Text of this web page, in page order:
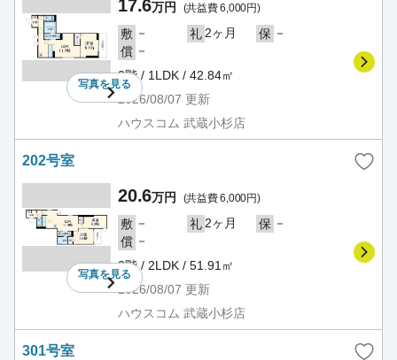
写真を見る
17.6万円 (共益費 6,000円)
敷 － 礼 2ヶ月 保 －
償 －
2階 / 1LDK / 42.84㎡
2026/08/07 更新
ハウスコム 武蔵小杉店
202号室
写真を見る
20.6万円 (共益費 6,000円)
敷 － 礼 2ヶ月 保 －
償 －
2階 / 2LDK / 51.91㎡
2026/08/07 更新
ハウスコム 武蔵小杉店
301号室